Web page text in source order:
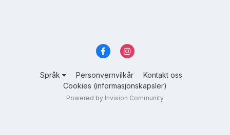
Språk Personvernvilkår
Kontakt oss
Cookies (informasjonskapsler)
Powered by Invision Community